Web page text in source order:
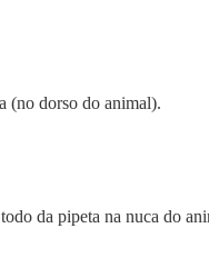
(no dorso do animal).
da pipeta na nuca do